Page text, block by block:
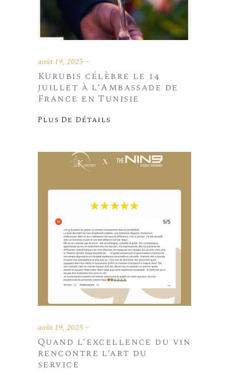
août 19, 2025
Kurubis célèbre le 14
juillet à l’Ambassade de
France en Tunisie
Plus De Détails
août 19, 2025
Quand l’excellence du vin
rencontre l’art du
service